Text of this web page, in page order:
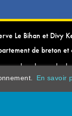
Le Bihan et Divy
de breton et
brezhoneg ha
En savoir